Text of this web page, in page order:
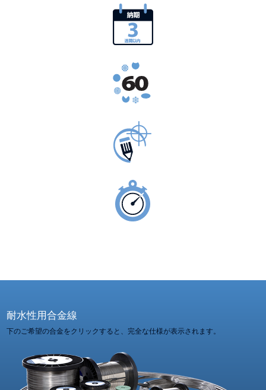
耐水性用合金線
下のご希望の合金をクリックすると、完全な仕様が表示されます。